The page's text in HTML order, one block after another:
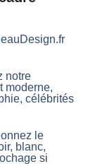
notre
moderne,
célébrités
le
blanc,
si